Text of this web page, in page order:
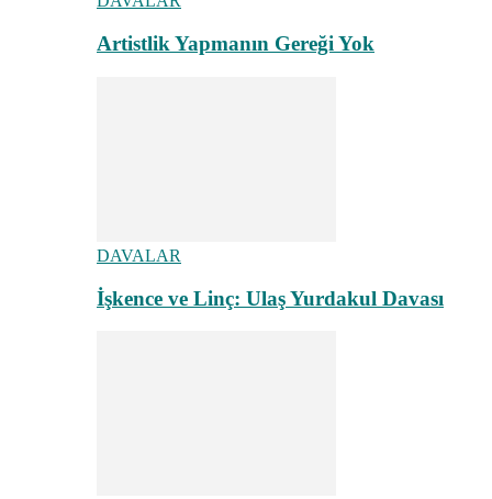
Artistlik Yapmanın Gereği Yok
DAVALAR
İşkence ve Linç: Ulaş Yurdakul Davası